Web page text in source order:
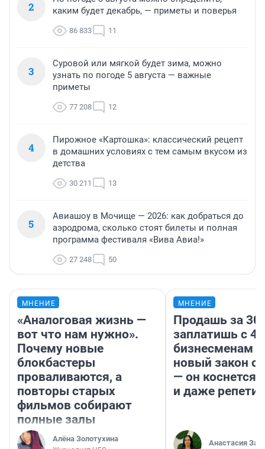
2
каким будет декабрь, — приметы и поверья
86 833 11
3
Суровой или мягкой будет зима, можно
узнать по погоде 5 августа — важные
приметы
77 208 12
4
Пирожное «Картошка»: классический рецепт
в домашних условиях с тем самым вкусом из
детства
30 211 13
5
Авиашоу в Мочище — 2026: как добраться до
аэродрома, сколько стоят билеты и полная
программа фестиваля «Вива Авиа!»
27 248 50
МНЕНИЕ
«Аналоговая жизнь —
вот что нам нужно».
Почему новые
блокбастеры
проваливаются, а
повторы старых
фильмов собирают
полные залы
Алёна Золотухина
МНЕНИЕ
Продашь за
заплатишь с
бизнесменам
новый закон о
— он коснется
и даже
Анастасия